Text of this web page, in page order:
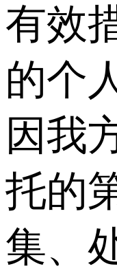
有效
的个
因我
托的
集、